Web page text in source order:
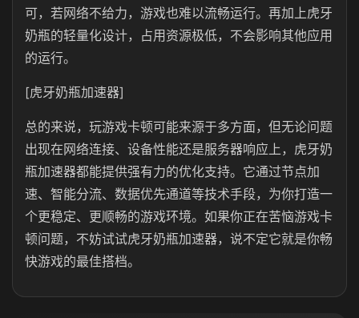
可，若网络不给力，游戏也难以流畅运行。再加上虎牙
奶瓶的轻量化设计，占用资源极低，不会影响其他应用
的运行。
[虎牙奶瓶加速器]
总的来说，玩游戏卡顿可能来源于多方面，但无论问题
出现在网络连接、设备性能还是服务器响应上，虎牙奶
瓶加速器都能提供强有力的优化支持。它通过节点加
速、智能分流、数据优先通道等技术手段，为你打造一
个更稳定、更顺畅的游戏环境。如果你正在苦恼游戏卡
顿问题，不妨试试虎牙奶瓶加速器，说不定它就是你畅
快游戏的最佳搭档。